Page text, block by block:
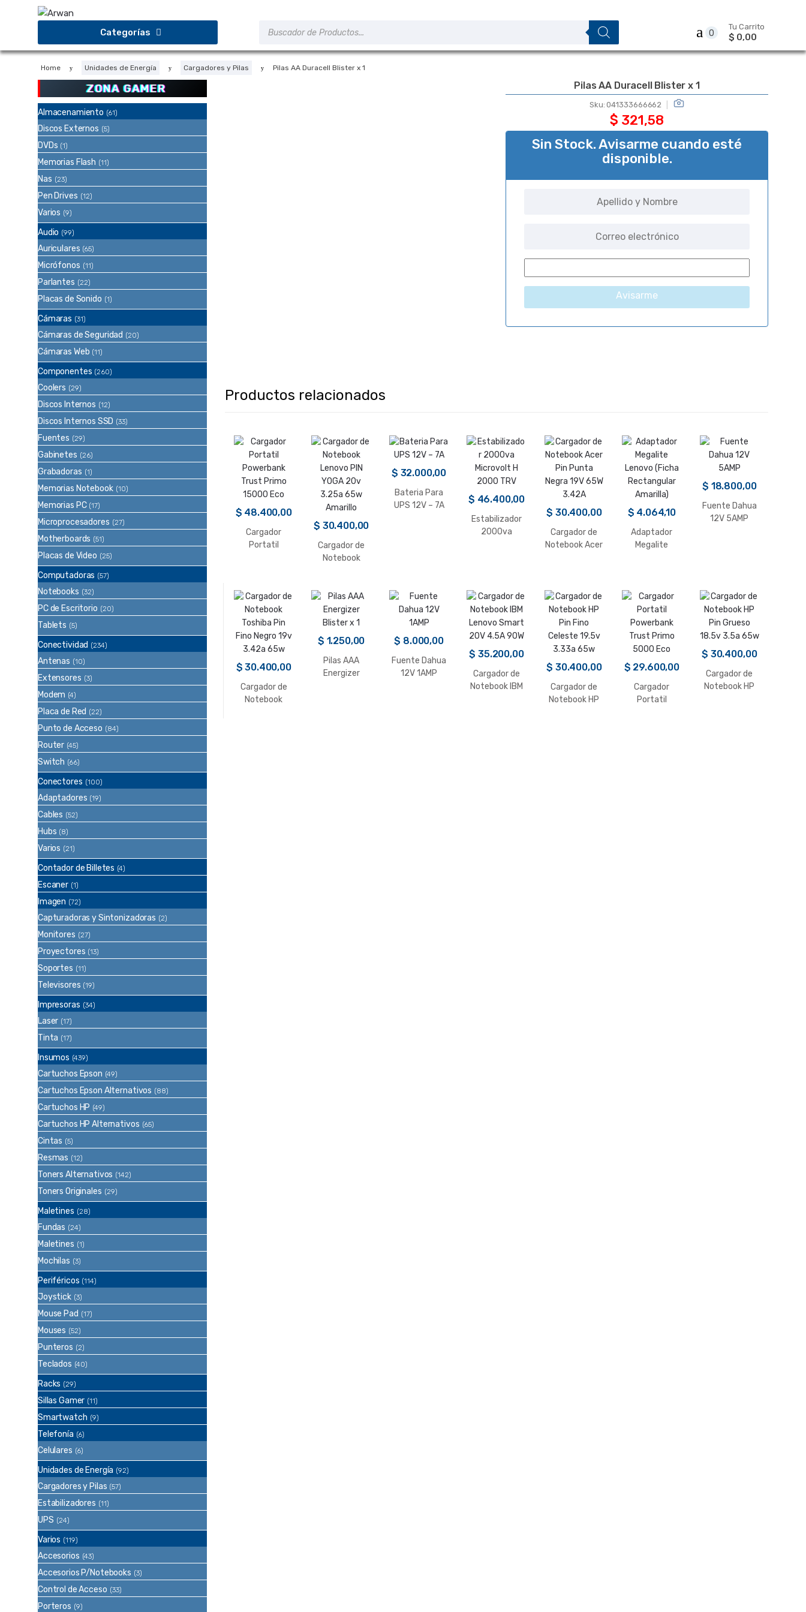
navegación
Categorías
de
0
Tu Carrito
$ 0,00
Home Unidades de Energía Cargadores y Pilas Pilas AA Duracell Blister x 1
Pilas AA Duracell Blister x 1
Sku:041333666662
$ 321,58
Sin Stock. Avisarme cuando esté
disponible.
Avisarme
Productos relacionados
$ 48.400,00
Cargador
Portatil
$ 30.400,00
Cargador de
Notebook
3.25a 65w
Amarillo
$ 32.000,00
Bateria Para
UPS 12V – 7A
$ 46.400,00
Estabilizador
2000va
$ 30.400,00
Cargador de
Notebook Acer
$ 4.064,10
Adaptador
Megalite
$ 18.800,00
Fuente Dahua
12V 5AMP
$ 30.400,00
Cargador de
Notebook
$ 1.250,00
Pilas AAA
Energizer
$ 8.000,00
Fuente Dahua
12V 1AMP
$ 35.200,00
Cargador de
Notebook IBM
$ 30.400,00
Cargador de
Notebook HP
$ 29.600,00
Cargador
Portatil
$ 30.400,00
Cargador de
Notebook HP
ZONA GAMER
Almacenamiento (61)
Discos Externos (5)
DVDs (1)
Memorias Flash (11)
Nas (23)
Pen Drives (12)
Varios (9)
Audio (99)
Auriculares (65)
Micrófonos (11)
Parlantes (22)
Placas de Sonido (1)
Cámaras (31)
Cámaras de Seguridad (20)
Cámaras Web (11)
Componentes (260)
Coolers (29)
Discos Internos (12)
Discos Internos SSD (33)
Fuentes (29)
Gabinetes (26)
Grabadoras (1)
Memorias Notebook (10)
Memorias PC (17)
Microprocesadores (27)
Motherboards (51)
Placas de Video (25)
Computadoras (57)
Notebooks (32)
PC de Escritorio (20)
Tablets (5)
Conectividad (234)
Antenas (10)
Extensores (3)
Modem (4)
Placa de Red (22)
Punto de Acceso (84)
Router (45)
Switch (66)
Conectores (100)
Adaptadores (19)
Cables (52)
Hubs (8)
Varios (21)
Contador de Billetes (4)
Escaner (1)
Imagen (72)
Capturadoras y Sintonizadoras (2)
Monitores (27)
Proyectores (13)
Soportes (11)
Televisores (19)
Impresoras (34)
Laser (17)
Tinta (17)
Insumos (439)
Cartuchos Epson (49)
Cartuchos Epson Alternativos (88)
Cartuchos HP (49)
Cartuchos HP Alternativos (65)
Cintas (5)
Resmas (12)
Toners Alternativos (142)
Toners Originales (29)
Maletines (28)
Fundas (24)
Maletines (1)
Mochilas (3)
Periféricos (114)
Joystick (3)
Mouse Pad (17)
Mouses (52)
Punteros (2)
Teclados (40)
Racks (29)
Sillas Gamer (11)
Smartwatch (9)
Telefonía (6)
Celulares (6)
Unidades de Energía (92)
Cargadores y Pilas (57)
Estabilizadores (11)
UPS (24)
Varios (119)
Accesorios (43)
Accesorios P/Notebooks (3)
Control de Acceso (33)
Porteros (9)